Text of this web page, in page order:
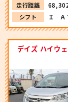
走行距離
シフト
Ｉ Ａ
デイズ ハイウ